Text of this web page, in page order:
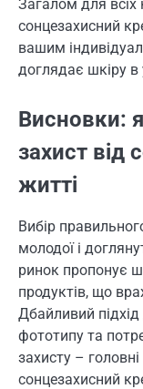
Загалом для всіх
сонцезахисний
вашим
доглядає шкіру
Висновки:
захист від
житті
Вибір
молодої і
ринок пропонує
продуктів, що
Дбайливий
фототипу та
захисту –
сонцезахисний